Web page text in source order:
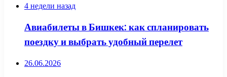
4 недели назад
Авиабилеты в Бишкек: как спланировать
поездку и выбрать удобный перелет
26.06.2026